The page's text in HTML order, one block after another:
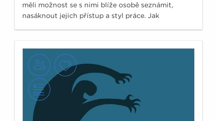
měli možnost se s nimi blíže osobě seznámit,
nasáknout jejich přístup a styl práce. Jak